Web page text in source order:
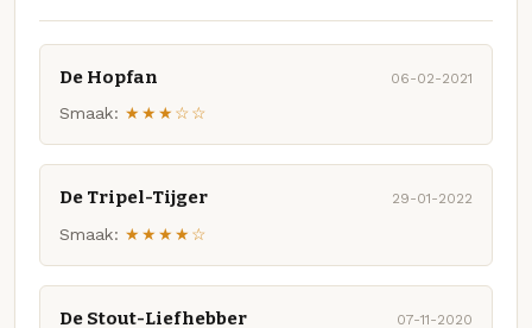
De Hopfan 06-02-2021
Smaak: ★★★☆☆
De Tripel-Tijger 29-01-2022
Smaak: ★★★★☆
De Stout-Liefhebber 07-11-2020